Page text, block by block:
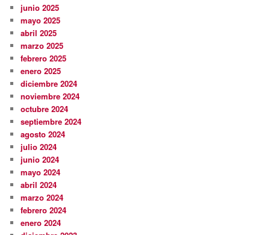
junio 2025
mayo 2025
abril 2025
marzo 2025
febrero 2025
enero 2025
diciembre 2024
noviembre 2024
octubre 2024
septiembre 2024
agosto 2024
julio 2024
junio 2024
mayo 2024
abril 2024
marzo 2024
febrero 2024
enero 2024